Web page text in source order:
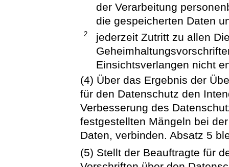
der Verarbeitung
die gespeicherten Daten
2.
jederzeit Zutritt zu allen
Einsichtsverlangen nicht
(4) Über das Ergebnis der
für den Datenschutz den
Verbesserung des
festgestellten Mängeln bei
Daten, verbinden. Absatz 5
(5) Stellt der Beauftragte für